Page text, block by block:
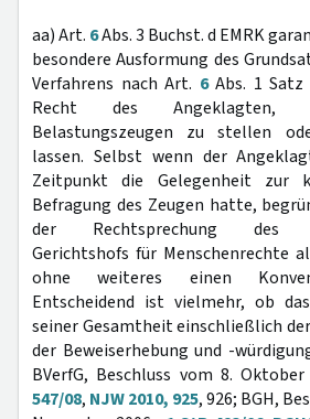
aa) Art. 6Abs. 3 Buchst. d EMRK
besondere Ausformung des
Verfahrens nach Art. 6Abs. 1 Satz
Recht des Angeklagten,
Belastungszeugen zu stellen
lassen. Selbst wenn der
Zeitpunkt die Gelegenheit zur
Befragung des Zeugen hatte,
der Rechtsprechung des
Gerichtshofs für Menschenrechte
ohne weiteres einen
Entscheidend ist vielmehr, ob
seiner Gesamtheit einschließlich
der Beweiserhebung und -
BVerfG, Beschluss vom 8.
547/08, NJW 2010, 925, 926; BGH,